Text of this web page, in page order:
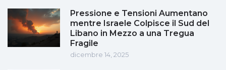
Pressione e Tensioni Aumentano
mentre Israele Colpisce il Sud del
Libano in Mezzo a una Tregua
Fragile
dicembre 14, 2025